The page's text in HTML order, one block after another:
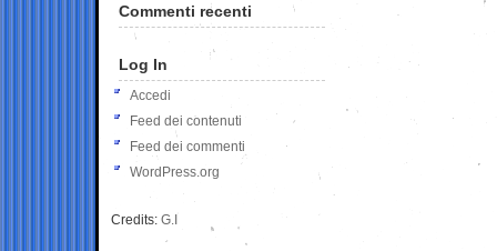
Commenti recenti
Log In
Accedi
Feed dei contenuti
Feed dei commenti
WordPress.org
Credits: G.I